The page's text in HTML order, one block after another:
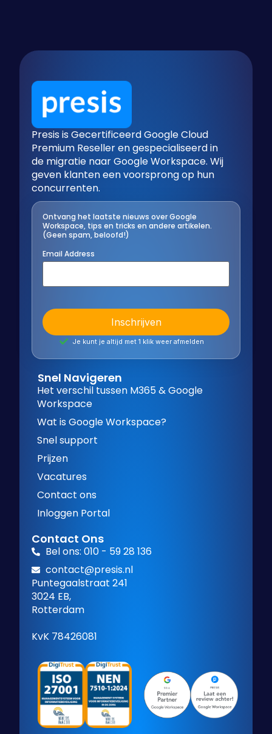
Presis is Gecertificeerd Google Cloud
Premium Reseller en gespecialiseerd in
de migratie naar Google Workspace. Wij
geven klanten een voorsprong op hun
concurrenten.
Ontvang het laatste nieuws over Google
Workspace, tips en tricks en andere artikelen.
(Geen spam, beloofd!)
Email Address
Je kunt je altijd met 1 klik weer afmelden
Snel Navigeren
Het verschil tussen M365 & Google
Workspace
Wat is Google Workspace?
Snel support
Prijzen
Vacatures
Contact ons
Inloggen Portal
Contact Ons
Bel ons: 010 - 59 28 136
contact@presis.nl
Puntegaalstraat 241
3024 EB,
Rotterdam
KvK 78426081